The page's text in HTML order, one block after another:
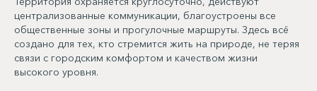
централизованные коммуникации, благоустроены все
общественные зоны и прогулочные маршруты. Здесь всё
создано для тех, кто стремится жить на природе, не теряя
связи с городским комфортом и качеством жизни
высокого уровня.